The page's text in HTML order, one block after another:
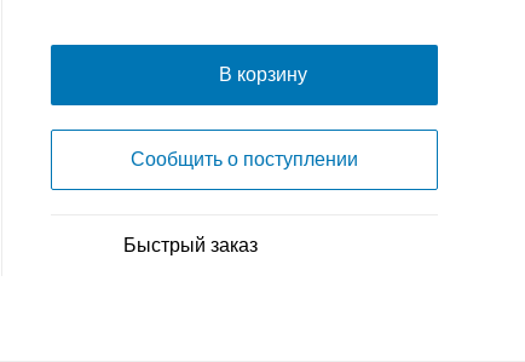
В корзину
Сообщить о поступлении
Быстрый заказ